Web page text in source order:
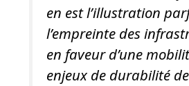
en est l’illustration
l’empreinte des
en faveur d’une
enjeux de durabilité